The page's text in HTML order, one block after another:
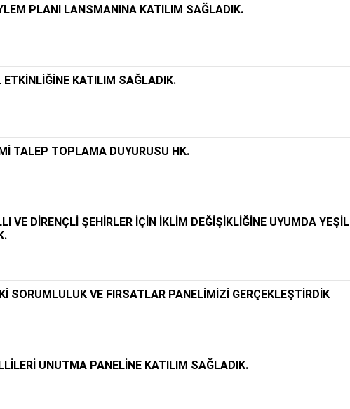
PLANI LANSMANINA KATILIM SAĞLADIK.
ETKİNLİĞİNE KATILIM SAĞLADIK.
TALEP TOPLAMA DUYURUSU HK.
VE DİRENÇLİ ŞEHİRLER İÇİN İKLİM DEĞİŞİKLİĞİNE UYUMDA YEŞİL
SORUMLULUK VE FIRSATLAR PANELİMİZİ GERÇEKLEŞTİRDİK
UNUTMA PANELİNE KATILIM SAĞLADIK.